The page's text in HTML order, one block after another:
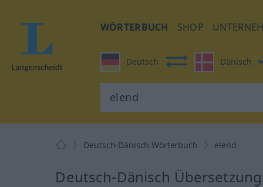
WÖRTERBUCH SHOP
Deutsch Dänisch
Deutsch-Dänisch Wörterbuch elend
Deutsch-Dänisch